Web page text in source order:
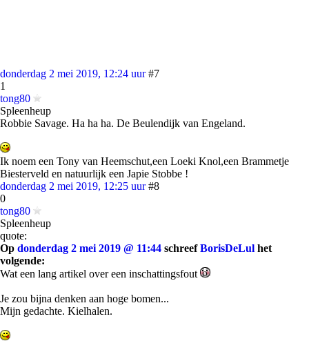
donderdag 2 mei 2019, 12:24 uur #7
1
tong80
Spleenheup
Robbie Savage. Ha ha ha. De Beulendijk van Engeland.
Ik noem een Tony van Heemschut,een Loeki Knol,een Brammetje
Biesterveld en natuurlijk een Japie Stobbe !
donderdag 2 mei 2019, 12:25 uur #8
0
tong80
Spleenheup
quote:
Op donderdag 2 mei 2019 @ 11:44 schreefBorisDeLul het
volgende:
Wat een lang artikel over een inschattingsfout
Je zou bijna denken aan hoge bomen...
Mijn gedachte. Kielhalen.